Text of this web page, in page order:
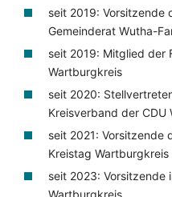
seit 2019: Vorsitzende
Gemeinderat Wutha-
seit 2019: Mitglied der
Wartburgkreis
seit 2020:
Kreisverband der CDU
seit 2021: Vorsitzende
Kreistag Wartburgkreis
seit 2023: Vorsitzende